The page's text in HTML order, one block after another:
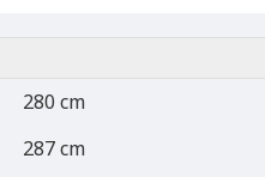
280 cm
287 cm